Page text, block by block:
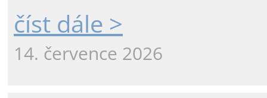
číst dále >
14. července 2026